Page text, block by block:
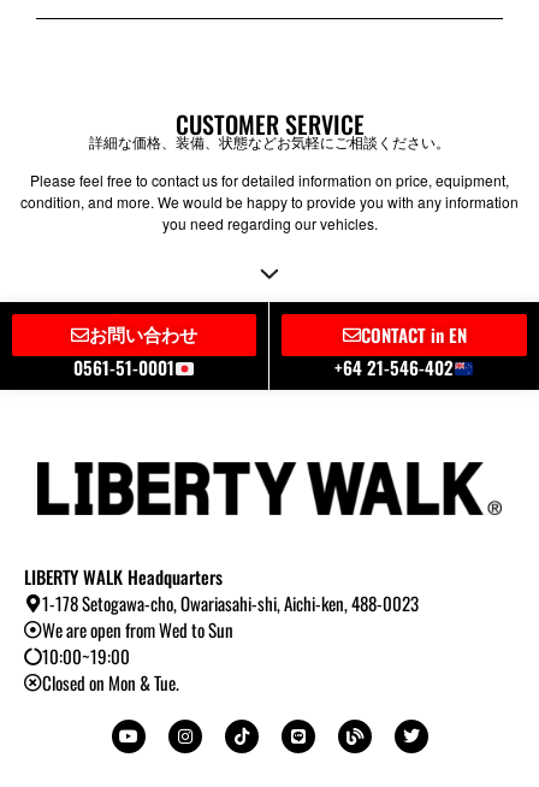
CUSTOMER SERVICE
詳細な価格、装備、状態などお気軽にご相談ください。
Please feel free to contact us for detailed information on price, equipment,
condition, and more. We would be happy to provide you with any information
you need regarding our vehicles.
お問い合わせ
0561-51-0001
CONTACT in EN
+64 21-546-402
LIBERTY WALK Headquarters
1-178 Setogawa-cho, Owariasahi-shi, Aichi-ken, 488-0023
We are open from Wed to Sun
10:00~19:00
Closed on Mon & Tue.
o
u
t
n
s
t
i
k
t
i
n
e
l
o
g
w
i
t